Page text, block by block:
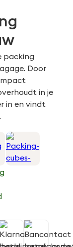
packing
Door
in je
in en vindt